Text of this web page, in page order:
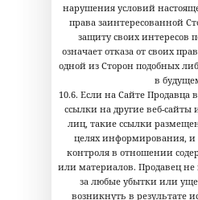
нарушения условий
права заинтересованной
защиту своих интересов
означает отказа от своих
одной из Сторон подобных
в
10.6. Если на Сайте Продавца
ссылки на другие веб-
лиц, такие ссылки
целях информирования, и
контроля в отношении
или материалов. Продавец не
за любые убытки или
возникнуть в результате